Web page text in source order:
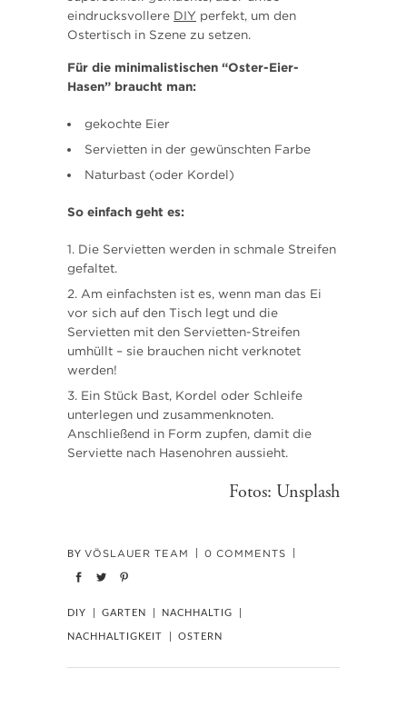
eindrucksvollere DIY perfekt, um den
Ostertisch in Szene zu setzen.
Für die minimalistischen “Oster-Eier-
Hasen” braucht man:
gekochte Eier
Servietten in der gewünschten Farbe
Naturbast (oder Kordel)
So einfach geht es:
Die Servietten werden in schmale Streifen
gefaltet.
Am einfachsten ist es, wenn man das Ei
vor sich auf den Tisch legt und die
Servietten mit den Servietten-Streifen
umhüllt – sie brauchen nicht verknotet
werden!
Ein Stück Bast, Kordel oder Schleife
unterlegen und zusammenknoten.
Anschließend in Form zupfen, damit die
Serviette nach Hasenohren aussieht.
Fotos: Unsplash
BY VÖSLAUER TEAM 0 COMMENTS
DIY GARTEN NACHHALTIG
NACHHALTIGKEIT OSTERN